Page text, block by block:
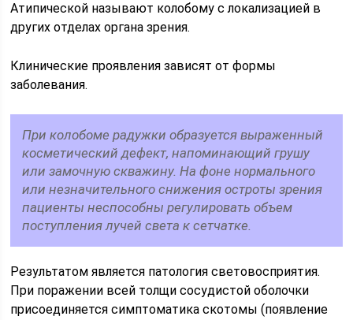
Атипической называют колобому с локализацией в
других отделах органа зрения.
Клинические проявления зависят от формы
заболевания.
При колобоме радужки образуется выраженный
косметический дефект, напоминающий грушу
или замочную скважину. На фоне нормального
или незначительного снижения остроты зрения
пациенты неспособны регулировать объем
поступления лучей света к сетчатке.
Результатом является патология световосприятия.
При поражении всей толщи сосудистой оболочки
присоединяется симптоматика скотомы (появление